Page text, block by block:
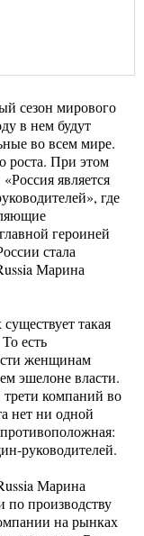
сезон мирового
в нем будут
во всем мире.
роста. При этом
является
где
героиней
стала
Марина
такая
есть
женщинам
эшелоне власти.
трети компаний во
нет ни одной
руководителей.
Марина
по производству
на рынках